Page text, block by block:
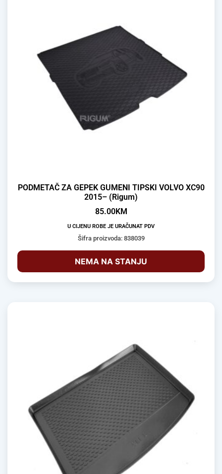
PODMETAČ ZA GEPEK GUMENI TIPSKI VOLVO XC90
2015– (Rigum)
85.00KM
U CIJENU ROBE JE URAČUNAT PDV
Šifra proizvoda: 838039
NEMA NA STANJU